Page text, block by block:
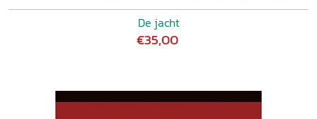
De jacht
€35,00